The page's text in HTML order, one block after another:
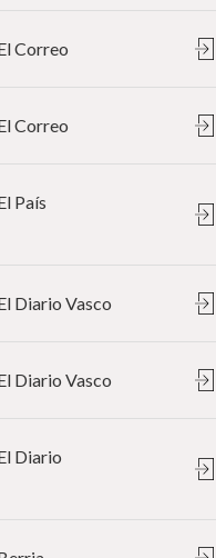
Correo
Correo
País
Diario Vasco
Diario Vasco
Diario